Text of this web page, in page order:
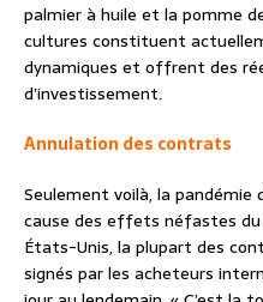
palmier à huile et la pomme
cultures constituent
dynamiques et offrent des
d’investissement.
Annulation des contrats
Seulement voilà, la pandémie
cause des effets néfastes du
États-Unis, la plupart des
signés par les acheteurs